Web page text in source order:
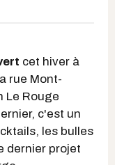
cet hiver à
rue Mont-
Le Rouge
c'est un
les bulles
dernier projet